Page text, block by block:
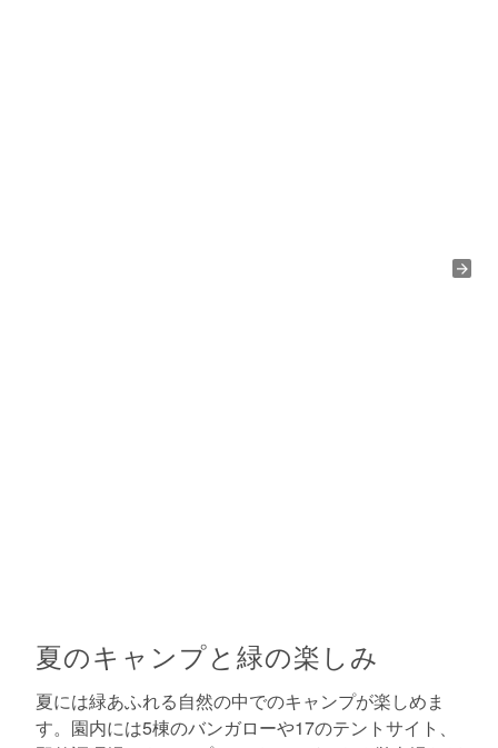
夏のキャンプと緑の楽しみ
夏には緑あふれる自然の中でのキャンプが楽しめま
す。園内には5棟のバンガローや17のテントサイト、